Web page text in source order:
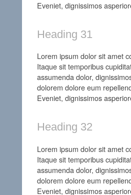
Eveniet, dignissimos
Heading 31
Lorem ipsum dolor sit amet
Itaque sit temporibus
assumenda dolor,
dolorem dolore eum
Eveniet, dignissimos
Heading 32
Lorem ipsum dolor sit amet
Itaque sit temporibus
assumenda dolor,
dolorem dolore eum
Eveniet, dignissimos